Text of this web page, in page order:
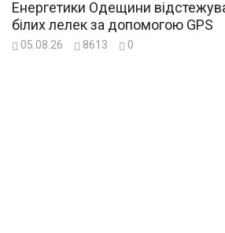
Енергетики Одещини
білих лелек за допомогою GPS
05.08.26 8613 0